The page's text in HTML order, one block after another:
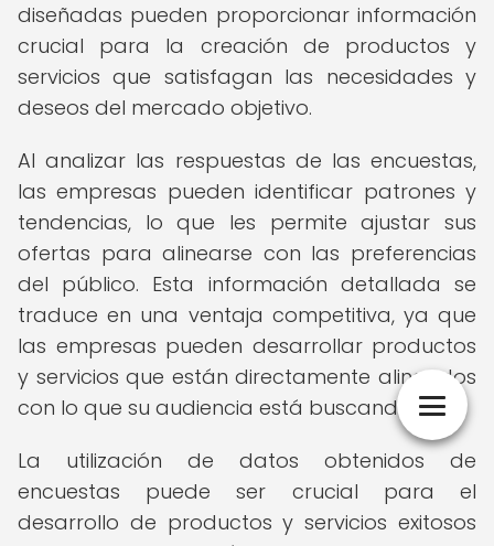
diseñadas pueden proporcionar información
crucial para la creación de productos y
servicios que satisfagan las necesidades y
deseos del mercado objetivo.
Al analizar las respuestas de las encuestas,
las empresas pueden identificar patrones y
tendencias, lo que les permite ajustar sus
ofertas para alinearse con las preferencias
del público. Esta información detallada se
traduce en una ventaja competitiva, ya que
las empresas pueden desarrollar productos
y servicios que están directamente alineados
con lo que su audiencia está buscando.
La utilización de datos obtenidos de
encuestas puede ser crucial para el
desarrollo de productos y servicios exitosos